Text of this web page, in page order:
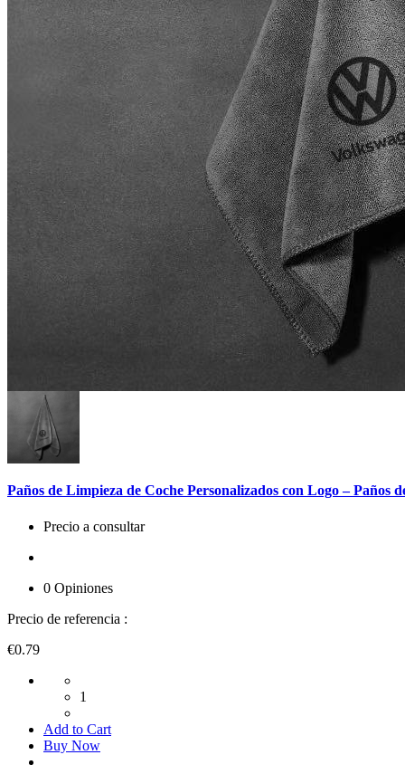
Paños de Limpieza de Coche Personalizados con Logo –
Precio a consultar
0 Opiniones
Precio de referencia :
€0.79
1
Add to Cart
Buy Now